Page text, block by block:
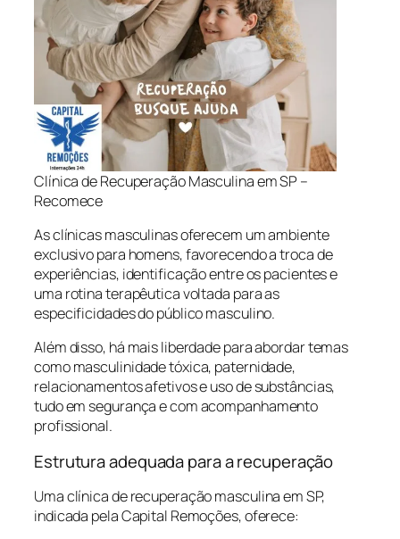
Clínica de Recuperação Masculina em SP –
Recomece
As clínicas masculinas oferecem um ambiente
exclusivo para homens, favorecendo a troca de
experiências, identificação entre os pacientes e
uma rotina terapêutica voltada para as
especificidades do público masculino.
Além disso, há mais liberdade para abordar temas
como masculinidade tóxica, paternidade,
relacionamentos afetivos e uso de substâncias,
tudo em segurança e com acompanhamento
profissional.
Estrutura adequada para a recuperação
Uma clínica de recuperação masculina em SP,
indicada pela Capital Remoções, oferece: